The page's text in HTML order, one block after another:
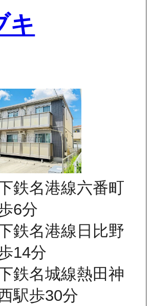
キ
鉄名港線六番町
6分
鉄名港線日比野
14分
鉄名城線熱田神
駅歩30分